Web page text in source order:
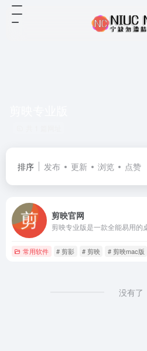
排序 发布 更新 浏览 点赞
剪映官网
常用软件 # 剪影 # 剪映 # 剪映mac版
没有了